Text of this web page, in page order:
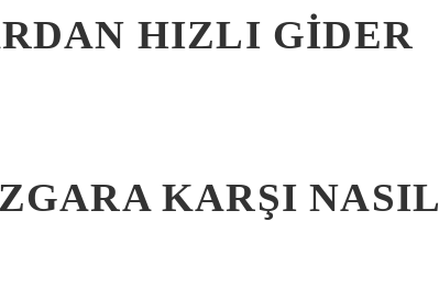
HIZLI GIDER
KARŞI NASIL